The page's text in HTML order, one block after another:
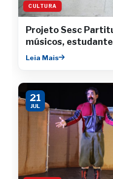
CULTURA
Projeto Sesc
músicos,
concertos gratuitos
Leia Mais
21
JUL